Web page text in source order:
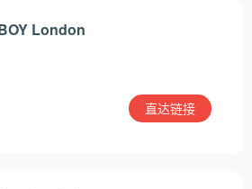
London
直达链接